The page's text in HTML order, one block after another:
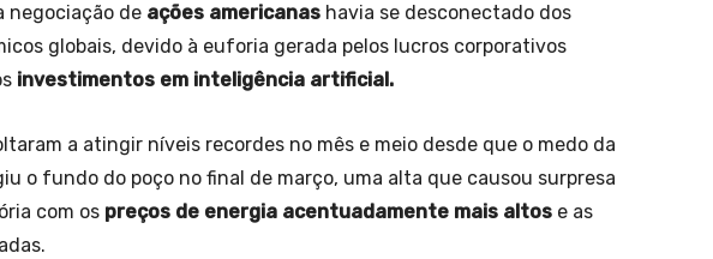
negociação de ações americanas havia se desconectado dos
globais, devido à euforia gerada pelos lucros corporativos
investimentos em inteligência artificial.
a atingir níveis recordes no mês e meio desde que o medo da
o fundo do poço no final de março, uma alta que causou surpresa
com os preços de energia acentuadamente mais altos e as